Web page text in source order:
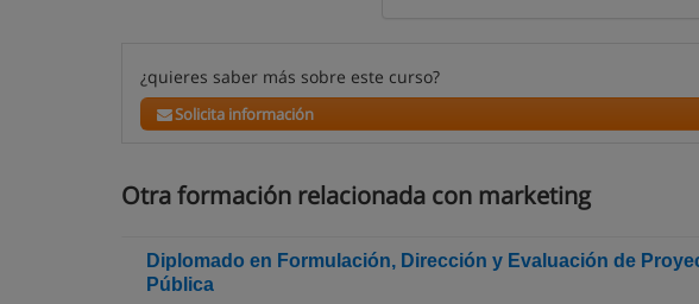
¿quieres saber más sobre este curso?
Solicita información
Otra formación relacionada con marketing
Diplomado en Formulación, Dirección y Evaluación de
Pública